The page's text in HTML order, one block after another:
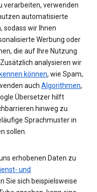
verarbeiten, verwenden
automatisierte
sodass wir Ihnen
Werbung oder
die auf Ihre Nutzung
analysieren wir
können, wie Spam,
auch Algorithmen,
Übersetzer hilft
hinweg zu
Sprachmuster in
sollen.
erhobenen Daten zu
und
Sie sich beispielsweise